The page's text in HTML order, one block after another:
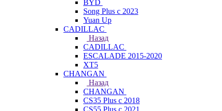
BYD
Song Plus с 2023
Yuan Up
CADILLAC
Назад
CADILLAC
ESСALADE 2015-2020
XT5
CHANGAN
Назад
CHANGAN
CS35 Plus с 2018
CS55 Plus с 2021